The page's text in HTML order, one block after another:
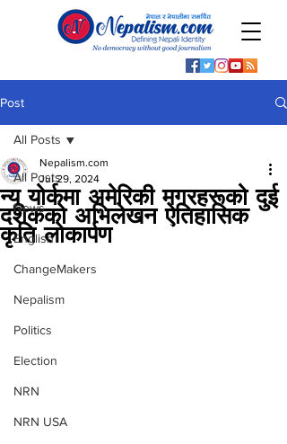
Post
All Posts
News
English
ChangeMakers
Nepalism
Politics
Election
NRN
NRN USA
All Posts
न्यू योर्कमा अमेरिकी मगरहरूको दुई
दशकको अभिलेखन ऐतिहासिक
कृति लोकार्पण
Nepalism.com
Jul 29, 2024